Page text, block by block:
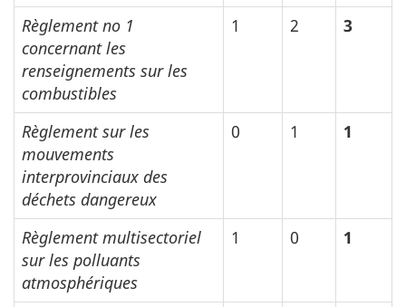
Règlement no 1
concernant les
renseignements sur les
combustibles
1 2 3
Règlement sur les
mouvements
interprovinciaux des
déchets dangereux
0 1 1
Règlement multisectoriel
sur les polluants
atmosphériques
1 0 1